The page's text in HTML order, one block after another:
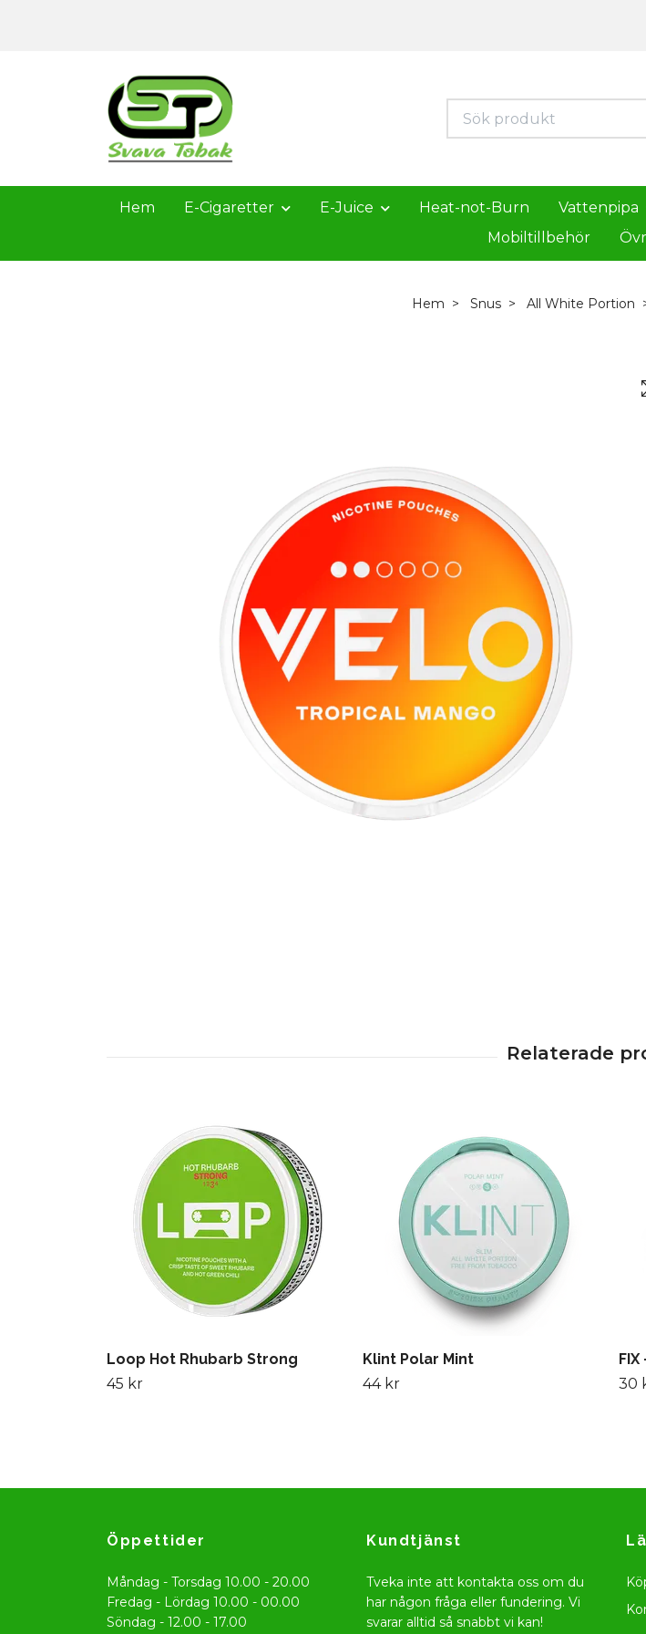
Hem E-Cigaretter E-Juice Heat-not-Burn Vattenpipa
Mobiltillbehör
Hem Snus All White Portion
Loop Hot Rhubarb Strong
45 kr
Klint Polar Mint
44 kr
FIX
30
Öppettider
Måndag - Torsdag 10.00 - 20.00
Fredag - Lördag 10.00 - 00.00
Söndag - 12.00 - 17.00
Kundtjänst
Tveka inte att kontakta oss om du
har någon fråga eller fundering. Vi
svarar alltid så snabbt vi kan!